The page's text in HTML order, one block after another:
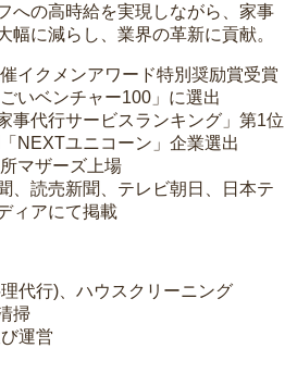
への高時給を実現しながら、家事
幅に減らし、業界の革新に貢献。
イクメンアワード特別奨励賞受賞
いベンチャー100」に選出
代行サービスランキング」第1位
NEXTユニコーン」企業選出
マザーズ上場
、読売新聞、テレビ朝日、日本テ
ィアにて掲載
代行)、ハウスクリーニング
掃
運営